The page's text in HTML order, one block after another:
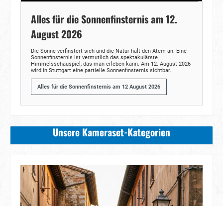
Alles für die Sonnenfinsternis am 12.
August 2026
Die Sonne verfinstert sich und die Natur hält den Atem an: Eine
Sonnenfinsternis ist vermutlich das spektakulärste
Himmelsschauspiel, das man erleben kann. Am 12. August 2026
wird in Stuttgart eine partielle Sonnenfinsternis sichtbar.
Alles für die Sonnenfinsternis am 12 August 2026
Unsere Kameraset-Kategorien